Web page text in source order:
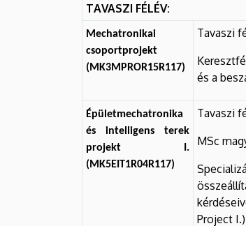
TAVASZI FÉLÉV:
Mechatronikai
csoportprojekt
(MK3MPROR15R117)
Tavaszi
és a
Épületmechatronika
és intelligens terek
projekt I.
(MK5EIT1R04R117)
Tavaszi
MSc
Project I.)